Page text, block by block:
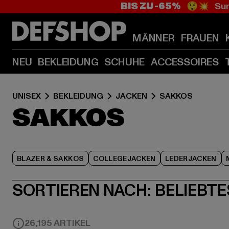
BIS ZU -65% 😲💥
MÄNNER FRAUEN
NEU BEKLEIDUNG SCHUHE ACCESSOIRES
UNISEX BEKLEIDUNG JACKEN SAKKOS
SAKKOS
BLAZER & SAKKOS COLLEGEJACKEN LEDERJACKEN
SORTIEREN NACH:
26,195 ARTIKEL